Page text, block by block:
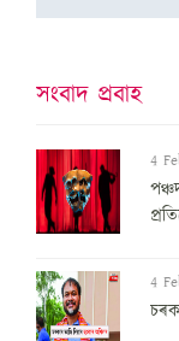
সংবাদ প্ৰবাহ
4
4